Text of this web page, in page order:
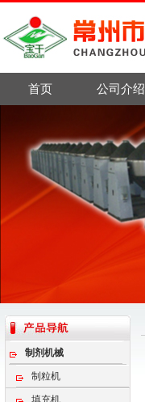
首页 公司介绍
制剂机械
制粒机
填充机